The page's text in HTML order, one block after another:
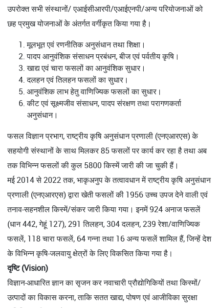
उपरोक्त सभी संस्थानों/ एआईसीआरपी/एआईएनपी/अन्य परियोजनाओं को
छह प्रमुख योजनाओं के अंतर्गत वर्गीकृत किया गया है।
मूलभूत एवं रणनीतिक अनुसंधान तथा शिक्षा।
पादप आनुवंशिक संसाधन प्रबंधन, बीज एवं पर्वतीय कृषि।
खाद्य एवं चारा फसलों का आनुवंशिक सुधार।
दलहन एवं तिलहन फसलों का सुधार।
आनुवंशिक लाभ हेतु वाणिज्यिक फसलों का सुधार।
कीट एवं सूक्ष्मजीव संसाधन, पादप संरक्षण तथा परागणकर्ता
अनुसंधान।
फसल विज्ञान प्रभाग, राष्ट्रीय कृषि अनुसंधान प्रणाली (एनएआरएस) के
सहयोगी संस्थानों के साथ मिलकर 85 फसलों पर कार्य कर रहा है तथा अब
तक विभिन्न फसलों की कुल 5800 किस्में जारी की जा चुकी हैं।
मई 2014 से 2022 तक, भाकृअनुप के तत्वावधान में राष्ट्रीय कृषि अनुसंधान
प्रणाली (एनएआरएस) द्वारा खेती फसलों की 1956 उच्च उपज देने वाली एवं
तनाव-सहनशील किस्में/संकर जारी किया गया। इनमें 924 अनाज फसलें
(धान 442, गेहूं 127), 291 तिलहन, 304 दलहन, 239 रेशा/वाणिज्यिक
फसलें, 118 चारा फसलें, 64 गन्ना तथा 16 अन्य फसलें शामिल हैं, जिन्हें देश
के विभिन्न कृषि-जलवायु क्षेत्रों के लिए विकसित किया गया है।
दृष्टि (Vision)
विज्ञान-आधारित ज्ञान का सृजन कर नवाचारी प्रौद्योगिकियों तथा किस्मों/
उत्पादों का विकास करना, ताकि सतत खाद्य, पोषण एवं आजीविका सुरक्षा